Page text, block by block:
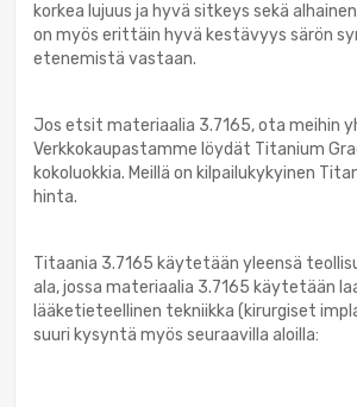
korkea lujuus ja hyvä sitkeys sekä
on myös erittäin hyvä kestävyys särön
etenemistä vastaan.
Jos etsit materiaalia 3.7165, ota meihin
Verkkokaupastamme löydät Titanium
kokoluokkia. Meillä on kilpailukykyinen
hinta.
Titaania 3.7165 käytetään yleensä
ala, jossa materiaalia 3.7165 käytetään
lääketieteellinen tekniikka (kirurgiset
suuri kysyntä myös seuraavilla aloilla: